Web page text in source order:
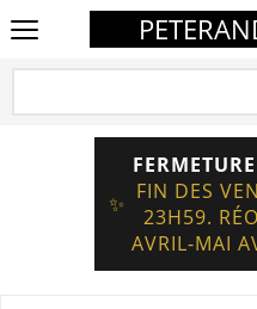
✨ FIN DES
23H59.
AVRIL-MAI